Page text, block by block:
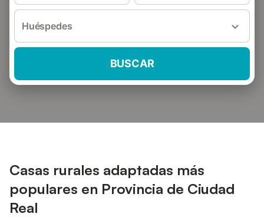
Huéspedes
BUSCAR
Casas rurales adaptadas más
populares en Provincia de Ciudad
Real